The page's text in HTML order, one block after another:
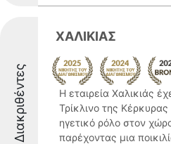
Διακριθέντες
ΧΑΛΙΚΙΑΣ
Η εταιρεία Χαλικιάς
Τρίκλινο της Κέρκυρας
ηγετικό ρόλο στον
παρέχοντας μια